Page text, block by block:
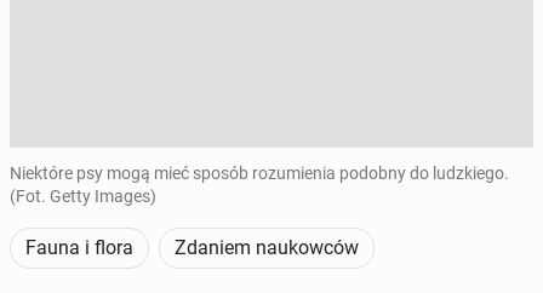
Niektóre psy mogą mieć sposób rozumienia podobny do ludzkiego.
(Fot. Getty Images)
Fauna i flora Zdaniem naukowców